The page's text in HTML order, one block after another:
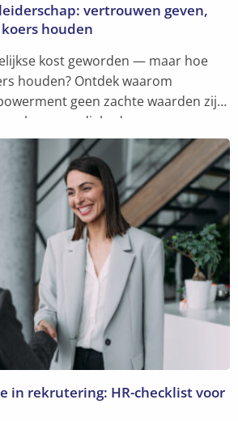
vertrouwen geven,
houden
kost geworden — maar hoe
houden? Ontdek waarom
geen zachte waarden zijn,
in rekrutering: HR-checklist voor